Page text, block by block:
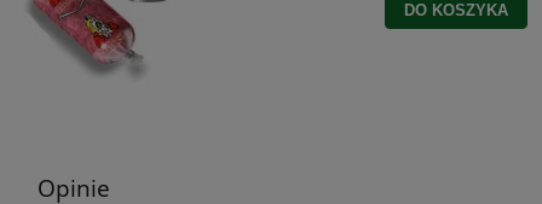
DO KOSZYKA
Opinie